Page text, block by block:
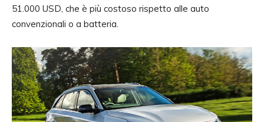
51.000 USD, che è più costoso rispetto alle auto
convenzionali o a batteria.